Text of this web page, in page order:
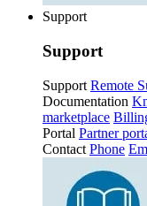
Support
Support
Support Remote
Documentation
marketplace
Portal Partner
Contact Phone